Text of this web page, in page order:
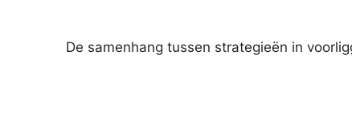
De samenhang tussen strategieën in